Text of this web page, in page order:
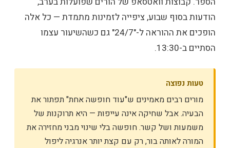
הודעות בסוף שבוע, ציפייה לזמינות מתמדת — כל אלה
הופכים את ההוראה ל-"24/7" גם כשהשיעור עצמו
הסתיים ב-13:30.
טעות נפוצה
מורים רבים מאמינים ש"עוד חופשה אחת" תפתור את
הבעיה. אבל שחיקה אינה עייפות — היא תרוקנות של
משמעות ושל קשר. חופשה בלי שינוי מבני מחזירה את
המורה לאותה בור, רק עם קצת יותר אנרגיה ליפול